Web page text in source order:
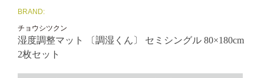
BRAND:
チョウシツクン
湿度調整マット 〔調湿くん〕 セミシングル 80×180cm
2枚セット